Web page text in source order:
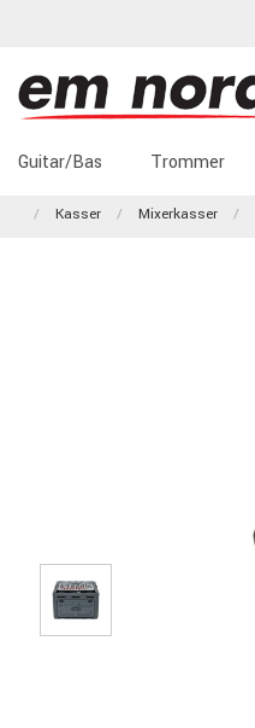
Guitar/Bas Trommer
Kasser Mixerkasser